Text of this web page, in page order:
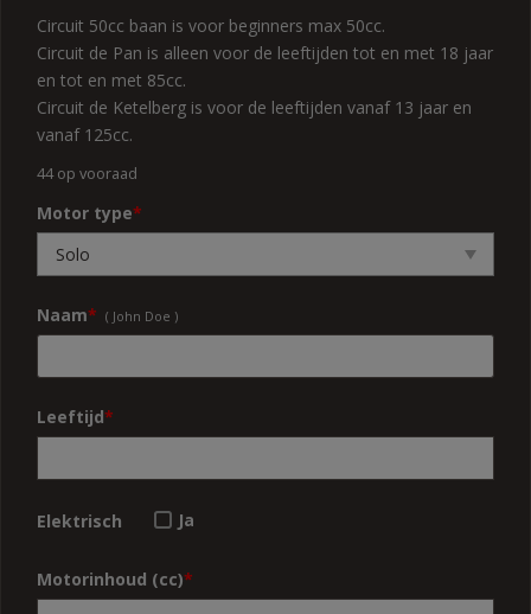
Circuit 50cc baan is voor beginners max 50cc.
Circuit de Pan is alleen voor de leeftijden tot en met 18 jaar
en tot en met 85cc.
Circuit de Ketelberg is voor de leeftijden vanaf 13 jaar en
vanaf 125cc.
44 op vooraad
Motor type*
Naam* ( John Doe )
Leeftijd*
Elektrisch Ja
Motorinhoud (cc)*